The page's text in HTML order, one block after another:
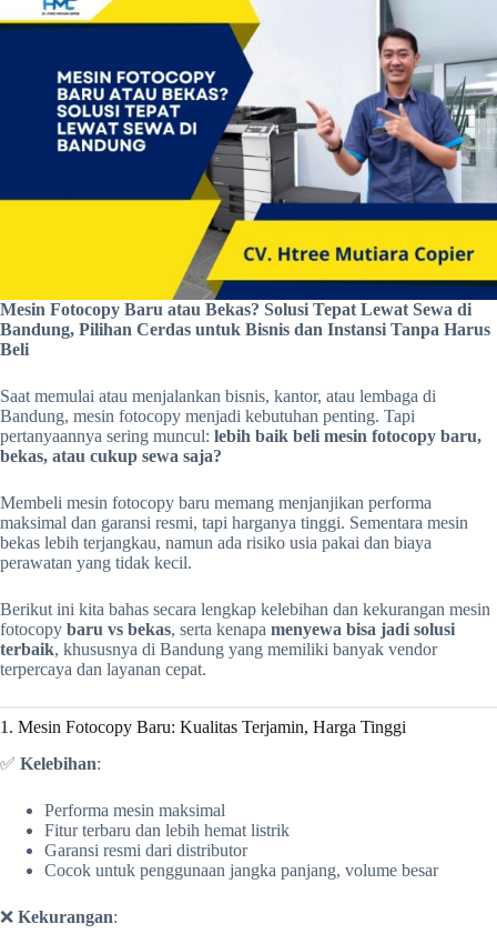
Mesin Fotocopy Baru atau Bekas? Solusi Tepat Lewat Sewa di
Bandung, Pilihan Cerdas untuk Bisnis dan Instansi Tanpa Harus
Beli
Saat memulai atau menjalankan bisnis, kantor, atau lembaga di
Bandung, mesin fotocopy menjadi kebutuhan penting. Tapi
pertanyaannya sering muncul: lebih baik beli mesin fotocopy baru,
bekas, atau cukup sewa saja?
Membeli mesin fotocopy baru memang menjanjikan performa
maksimal dan garansi resmi, tapi harganya tinggi. Sementara mesin
bekas lebih terjangkau, namun ada risiko usia pakai dan biaya
perawatan yang tidak kecil.
Berikut ini kita bahas secara lengkap kelebihan dan kekurangan mesin
fotocopy baru vs bekas, serta kenapa menyewa bisa jadi solusi
terbaik, khususnya di Bandung yang memiliki banyak vendor
terpercaya dan layanan cepat.
1. Mesin Fotocopy Baru: Kualitas Terjamin, Harga Tinggi
✅ Kelebihan:
Performa mesin maksimal
Fitur terbaru dan lebih hemat listrik
Garansi resmi dari distributor
Cocok untuk penggunaan jangka panjang, volume besar
❌ Kekurangan: